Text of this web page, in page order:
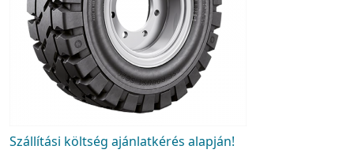
Szállítási költség ajánlatkérés alapján!